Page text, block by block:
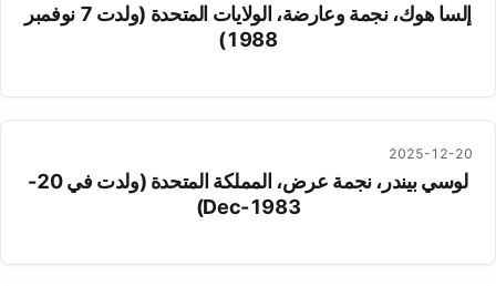
إلسا هوك، نجمة وعارضة، الولايات المتحدة (ولدت 7 نوفمبر
1988)
2025-12-20
لوسي بيندر، نجمة عرض، المملكة المتحدة (ولدت في 20-
Dec-1983)